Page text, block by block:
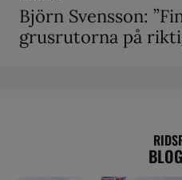
Björn Svensson:
grusrutorna på